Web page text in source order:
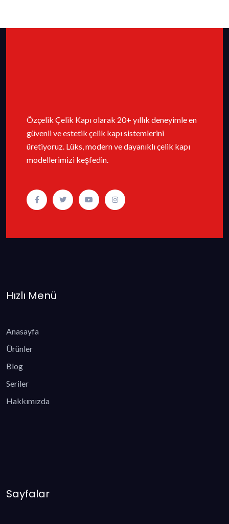
Özçelik Çelik Kapı olarak 20+ yıllık deneyimle en
güvenli ve estetik çelik kapı sistemlerini
üretiyoruz. Lüks, modern ve dayanıklı çelik kapı
modellerimizi keşfedin.
Hızlı Menü
Anasayfa
Ürünler
Blog
Seriler
Hakkımızda
Sayfalar